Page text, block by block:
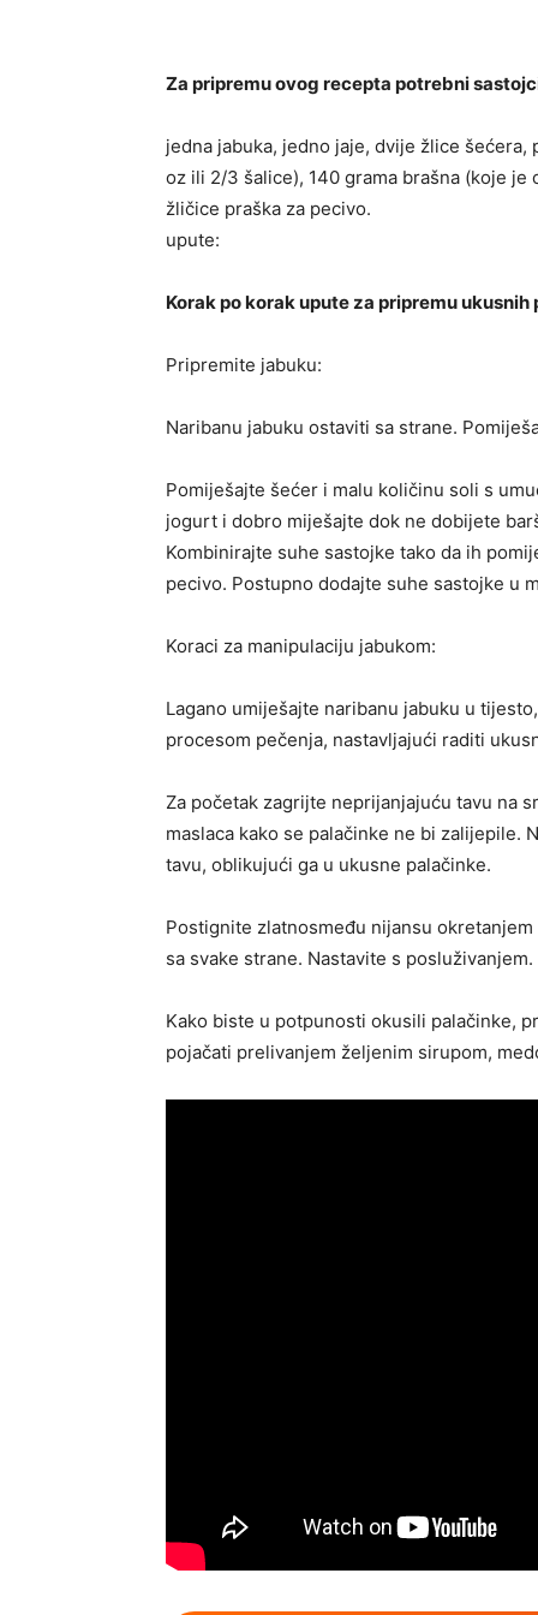
Za pripremu ovog recepta potrebni
jedna jabuka, jedno jaje, dvije žlice
oz ili 2/3 šalice), 140 grama brašna (koje
žličice praška za pecivo.
upute:
Korak po korak upute za pripremu
Pripremite jabuku:
Naribanu jabuku ostaviti sa strane.
Pomiješajte šećer i malu količinu soli s
jogurt i dobro miješajte dok ne dobijete
Kombinirajte suhe sastojke tako da ih
pecivo. Postupno dodajte suhe sastojke u
Koraci za manipulaciju jabukom:
Lagano umiješajte naribanu jabuku u
procesom pečenja, nastavljajući raditi
Za početak zagrijte neprijanjajuću tavu na
maslaca kako se palačinke ne bi zalijepile.
tavu, oblikujući ga u ukusne palačinke.
Postignite zlatnosmeđu nijansu
sa svake strane. Nastavite s posluživanjem.
Kako biste u potpunosti okusili palačinke,
pojačati prelivanjem željenim sirupom,